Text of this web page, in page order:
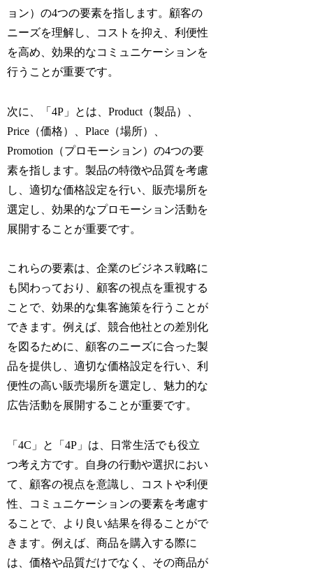
ョン）の4つの要素を指します。顧客の
ニーズを理解し、コストを抑え、利便性
を高め、効果的なコミュニケーションを
行うことが重要です。
次に、「4P」とは、Product（製品）、
Price（価格）、Place（場所）、
Promotion（プロモーション）の4つの要
素を指します。製品の特徴や品質を考慮
し、適切な価格設定を行い、販売場所を
選定し、効果的なプロモーション活動を
展開することが重要です。
これらの要素は、企業のビジネス戦略に
も関わっており、顧客の視点を重視する
ことで、効果的な集客施策を行うことが
できます。例えば、競合他社との差別化
を図るために、顧客のニーズに合った製
品を提供し、適切な価格設定を行い、利
便性の高い販売場所を選定し、魅力的な
広告活動を展開することが重要です。
「4C」と「4P」は、日常生活でも役立
つ考え方です。自身の行動や選択におい
て、顧客の視点を意識し、コストや利便
性、コミュニケーションの要素を考慮す
ることで、より良い結果を得ることがで
きます。例えば、商品を購入する際に
は、価格や品質だけでなく、その商品が